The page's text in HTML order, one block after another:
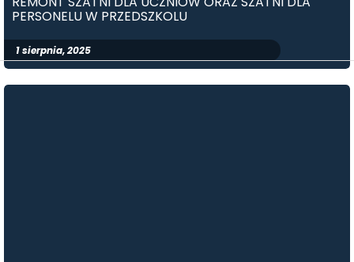
PERSONELU W PRZEDSZKOLU
1 sierpnia, 2025